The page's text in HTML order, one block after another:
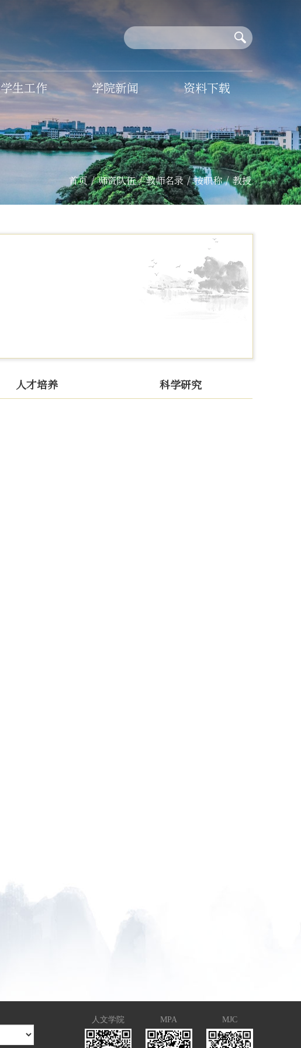
学生工作 学院新闻 资料下载
首页 / 师资队伍 / 教师名录 / 按职称 / 教授
人才培养 科学研究
人文学院 MPA MJC